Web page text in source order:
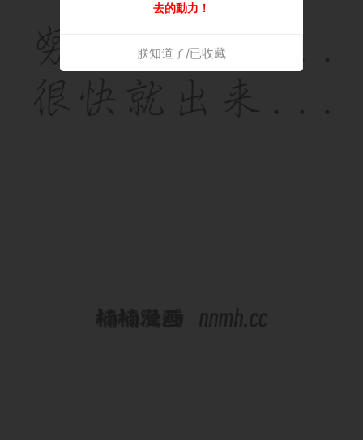
去的動力！
朕知道了/已收藏